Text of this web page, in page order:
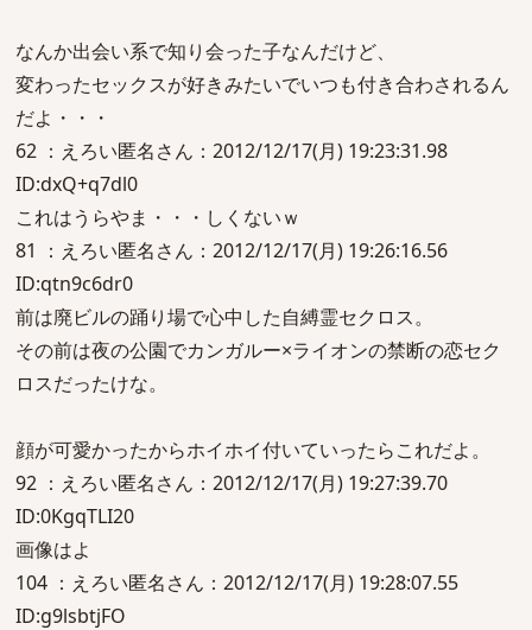
なんか出会い系で知り会った子なんだけど、
変わったセックスが好きみたいでいつも付き合わされるん
だよ・・・
62 ：えろい匿名さん：2012/12/17(月) 19:23:31.98
ID:dxQ+q7dl0
これはうらやま・・・しくないｗ
81 ：えろい匿名さん：2012/12/17(月) 19:26:16.56
ID:qtn9c6dr0
前は廃ビルの踊り場で心中した自縛霊セクロス。
その前は夜の公園でカンガルー×ライオンの禁断の恋セク
ロスだったけな。
顔が可愛かったからホイホイ付いていったらこれだよ。
92 ：えろい匿名さん：2012/12/17(月) 19:27:39.70
ID:0KgqTLI20
画像はよ
104 ：えろい匿名さん：2012/12/17(月) 19:28:07.55
ID:g9lsbtjFO